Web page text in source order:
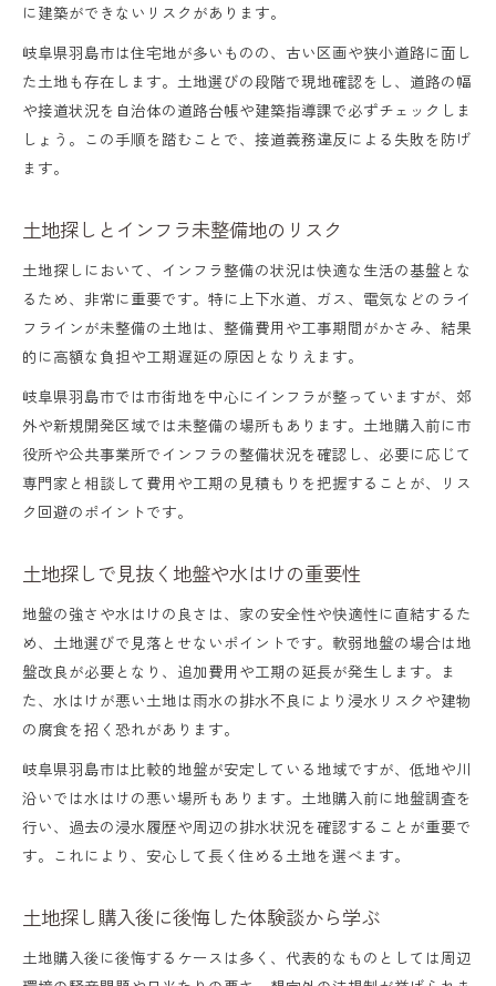
に建築ができないリスクがあります。
岐阜県羽島市は住宅地が多いものの、古い区画や狭小道路に面し
た土地も存在します。土地選びの段階で現地確認をし、道路の幅
や接道状況を自治体の道路台帳や建築指導課で必ずチェックしま
しょう。この手順を踏むことで、接道義務違反による失敗を防げ
ます。
土地探しとインフラ未整備地のリスク
土地探しにおいて、インフラ整備の状況は快適な生活の基盤とな
るため、非常に重要です。特に上下水道、ガス、電気などのライ
フラインが未整備の土地は、整備費用や工事期間がかさみ、結果
的に高額な負担や工期遅延の原因となりえます。
岐阜県羽島市では市街地を中心にインフラが整っていますが、郊
外や新規開発区域では未整備の場所もあります。土地購入前に市
役所や公共事業所でインフラの整備状況を確認し、必要に応じて
専門家と相談して費用や工期の見積もりを把握することが、リス
ク回避のポイントです。
土地探しで見抜く地盤や水はけの重要性
地盤の強さや水はけの良さは、家の安全性や快適性に直結するた
め、土地選びで見落とせないポイントです。軟弱地盤の場合は地
盤改良が必要となり、追加費用や工期の延長が発生します。ま
た、水はけが悪い土地は雨水の排水不良により浸水リスクや建物
の腐食を招く恐れがあります。
岐阜県羽島市は比較的地盤が安定している地域ですが、低地や川
沿いでは水はけの悪い場所もあります。土地購入前に地盤調査を
行い、過去の浸水履歴や周辺の排水状況を確認することが重要で
す。これにより、安心して長く住める土地を選べます。
土地探し購入後に後悔した体験談から学ぶ
土地購入後に後悔するケースは多く、代表的なものとしては周辺